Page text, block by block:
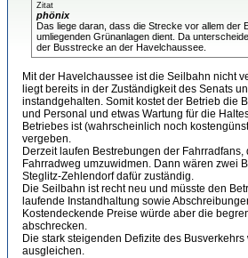
Zitat
phönix
Das liege daran, dass die Strecke vor allem der
umliegenden Grünanlagen dient. Da
der Busstrecke an der Havelchaussee.
Mit der Havelchaussee ist die Seilbahn nicht
liegt bereits in der Zuständigkeit des Senats
instandgehalten. Somit kostet der Betrieb die
und Personal und etwas Wartung für die
Betriebes ist (wahrscheinlich noch
vergeben.
Derzeit laufen Bestrebungen der
Fahrradweg umzuwidmen. Dann wären zwei
Steglitz-Zehlendorf dafür zuständig.
Die Seilbahn ist recht neu und müsste den
laufende Instandhaltung sowie
Kostendeckende Preise würde aber die
abschrecken.
Die stark steigenden Defizite des
ausgleichen.